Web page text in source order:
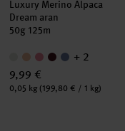
Luxury Merino Alpaca
Dream aran
50g 125m
+ 2
9,99 €
Inhalt:
0,05 kg (199,80 € / 1 kg)